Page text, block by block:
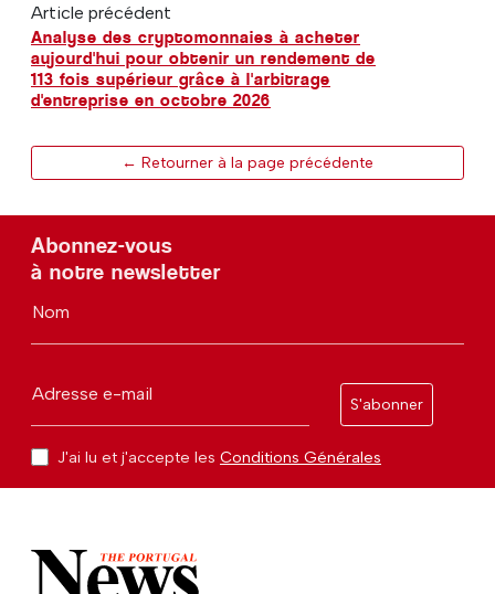
Article précédent
Analyse des cryptomonnaies à acheter
aujourd'hui pour obtenir un rendement de
113 fois supérieur grâce à l'arbitrage
d'entreprise en octobre 2026
← Retourner à la page précédente
Abonnez-vous
à notre newsletter
Nom
Adresse e-mail
S'abonner
J'ai lu et j'accepte les Conditions Générales